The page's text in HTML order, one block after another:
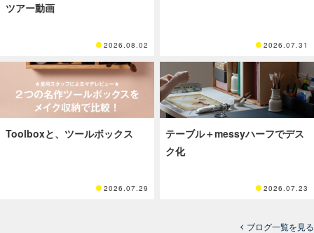
ツアー動画
2026.08.02 2026.07.31
Toolboxと、ツールボックス
2026.07.29
テーブル＋messyハーフでデス
ク化
2026.07.23
ブログ一覧を見る